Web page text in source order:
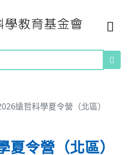
遠哲科學夏令營（北區）
夏令營（北區）